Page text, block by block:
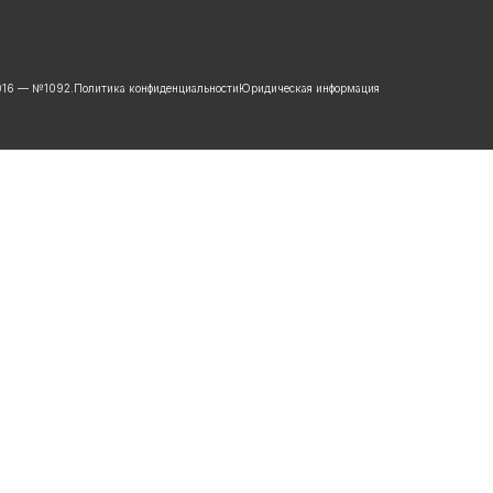
— №1092. Политика конфиденциальностиЮридическая информация